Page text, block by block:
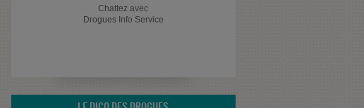
Chattez avec
Drogues Info Service